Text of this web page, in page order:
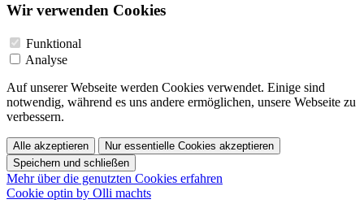
Wir verwenden Cookies
Funktional
Analyse
Auf unserer Webseite werden Cookies verwendet. Einige sind
notwendig, während es uns andere ermöglichen, unsere Webseite zu
verbessern.
Alle akzeptieren
Nur essentielle Cookies akzeptieren
Speichern und schließen
Mehr über die genutzten Cookies erfahren
Cookie optin by Olli machts